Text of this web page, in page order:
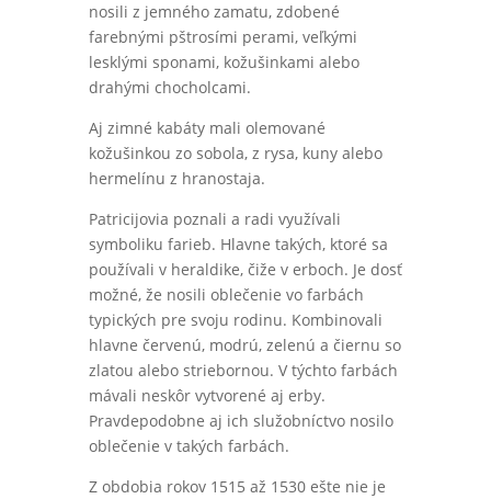
nosili z jemného zamatu, zdobené
farebnými pštrosími perami, veľkými
lesklými sponami, kožušinkami alebo
drahými chocholcami.
Aj zimné kabáty mali olemované
kožušinkou zo sobola, z rysa, kuny alebo
hermelínu z hranostaja.
Patricijovia poznali a radi využívali
symboliku farieb. Hlavne takých, ktoré sa
používali v heraldike, čiže v erboch. Je dosť
možné, že nosili oblečenie vo farbách
typických pre svoju rodinu. Kombinovali
hlavne červenú, modrú, zelenú a čiernu so
zlatou alebo striebornou. V týchto farbách
mávali neskôr vytvorené aj erby.
Pravdepodobne aj ich služobníctvo nosilo
oblečenie v takých farbách.
Z obdobia rokov 1515 až 1530 ešte nie je